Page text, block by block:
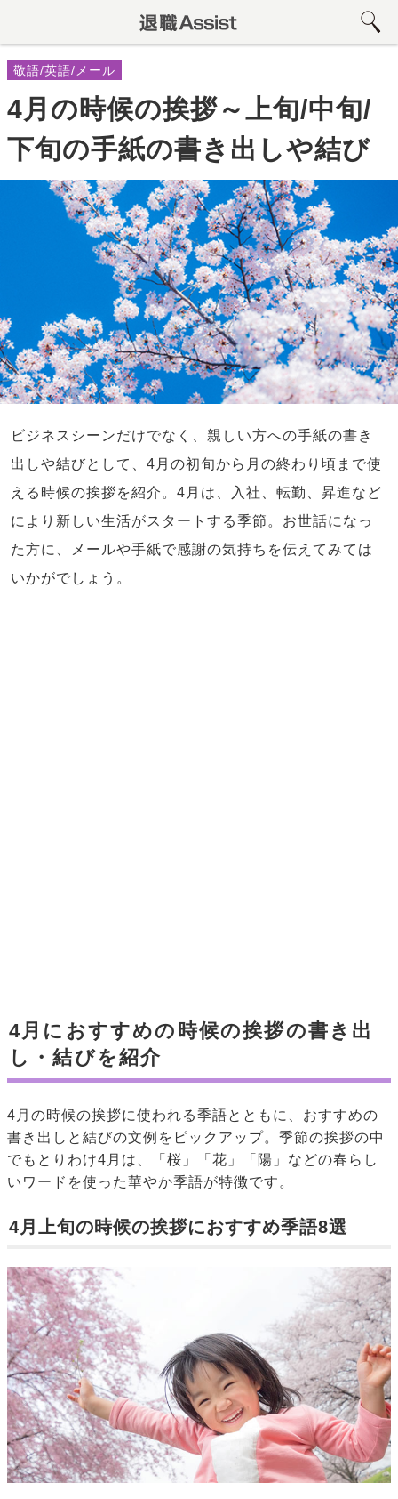
敬語/英語/メール
4月の時候の挨拶～上旬/中旬/
下旬の手紙の書き出しや結び
ビジネスシーンだけでなく、親しい方への手紙の書き
出しや結びとして、4月の初旬から月の終わり頃まで使
える時候の挨拶を紹介。4月は、入社、転勤、昇進など
により新しい生活がスタートする季節。お世話になっ
た方に、メールや手紙で感謝の気持ちを伝えてみては
いかがでしょう。
4月におすすめの時候の挨拶の書き出
し・結びを紹介
4月の時候の挨拶に使われる季語とともに、おすすめの
書き出しと結びの文例をピックアップ。季節の挨拶の中
でもとりわけ4月は、「桜」「花」「陽」などの春らし
いワードを使った華やか季語が特徴です。
4月上旬の時候の挨拶におすすめ季語8選